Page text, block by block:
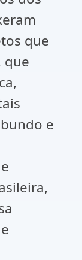
que
que
e